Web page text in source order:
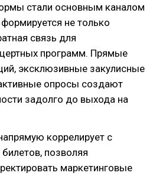
стали основным каналом
не только
связь для
программ. Прямые
эксклюзивные закулисные
опросы создают
задолго до выхода на
коррелирует с
позволяя
маркетинговые